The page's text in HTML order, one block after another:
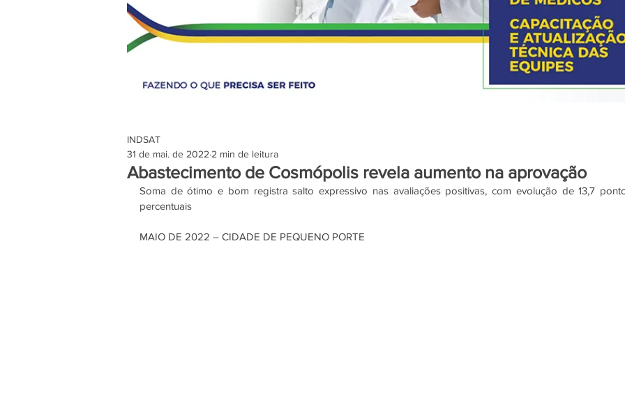
Abastecimento de Cosmópolis revela aumento na aprovação
INDSAT
31 de mai. de 2022 2 min de leitura
Soma de ótimo e bom registra salto expressivo nas avaliações positivas, com evolução de 13,7
percentuais
MAIO DE 2022 – CIDADE DE PEQUENO PORTE